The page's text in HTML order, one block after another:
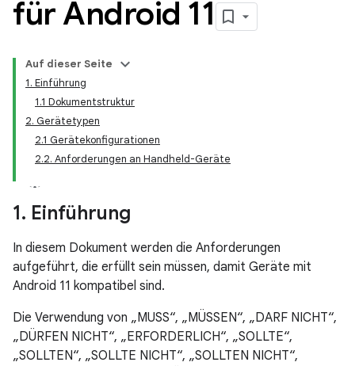
für Android 11
Auf dieser Seite
1. Einführung
1.1 Dokumentstruktur
2. Gerätetypen
2.1 Gerätekonfigurationen
2.2. Anforderungen an Handheld-Geräte
1. Einführung
In diesem Dokument werden die Anforderungen
aufgeführt, die erfüllt sein müssen, damit Geräte mit
Android 11 kompatibel sind.
Die Verwendung von „MUSS“, „MÜSSEN“, „DARF NICHT“,
„DÜRFEN NICHT“, „ERFORDERLICH“, „SOLLTE“,
„SOLLTEN“, „SOLLTE NICHT“, „SOLLTEN NICHT“,